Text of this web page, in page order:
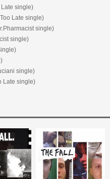
Late single)
Late single)
single)
single)
single)
Late single)